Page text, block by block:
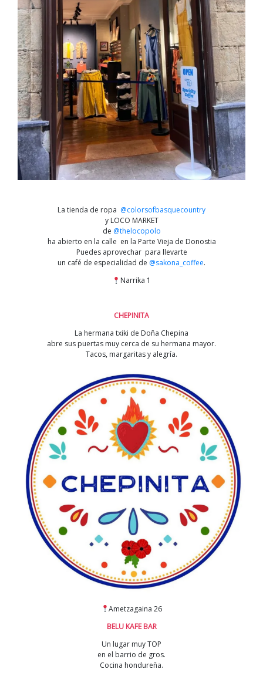
La tienda de ropa @colorsofbasquecountry
y LOCO MARKET
de @thelocopolo
ha abierto en la calle en la Parte Vieja de Donostia
Puedes aprovechar para llevarte
un café de especialidad de @sakona_coffee.
Narrika 1
CHEPINITA
La hermana txiki de Doña Chepina
abre sus puertas muy cerca de su hermana mayor.
Tacos, margaritas y alegría.
Ametzagaina 26
BELU KAFE BAR
Un lugar muy TOP
en el barrio de gros.
Cocina hondureña.